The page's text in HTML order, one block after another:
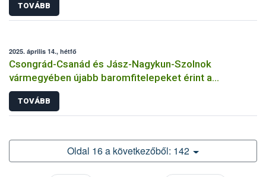
TOVÁBB
2025. április 14., hétfő
Csongrád-Csanád és Jász-Nagykun-Szolnok
vármegyében újabb baromfitelepeket érint a
madárinfluenza
TOVÁBB
Oldal 16 a következőből: 142